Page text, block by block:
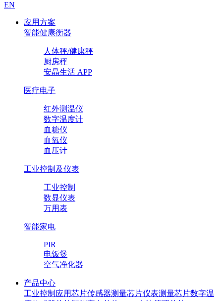
EN
应用方案
智能健康衡器
人体秤/健康秤
厨房秤
安晶生活 APP
医疗电子
红外测温仪
数字温度计
血糖仪
血氧仪
血压计
工业控制及仪表
工业控制
数显仪表
万用表
智能家电
PIR
电饭煲
空气净化器
产品中心
工业控制应用芯片传感器测量芯片仪表测量芯片数字温